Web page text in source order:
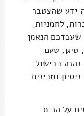
ידע שהצטבר
לחמניות,
שעבדכם הנאמן
טיגן, טעם
נהנה בבישול,
ומבינים
על הכנת